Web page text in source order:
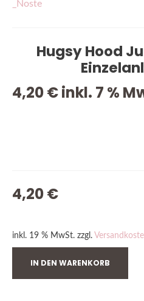
Hugsy Hood
4,20€inkl. 7 %
4,20€
inkl. 19 % MwSt. zzgl.
IN DEN WARENKORB